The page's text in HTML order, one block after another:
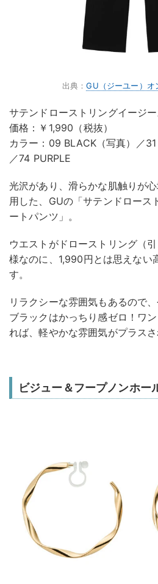
出典：GU（ジーユー）オ
サテンドローストリングイージ
価格：￥1,990（税抜）
カラー：09 BLACK（写真）／
／74 PURPLE
光沢があり、滑らかな肌触りが
用した、GUの「サテンドロース
ートパンツ」。
ウエストがドローストリング（
様なのに、1,990円とは思えない
す。
リラクシーな雰囲気もあるので
ブラックはかっちり感ゼロ！ワ
れば、軽やかな雰囲気がプラスさ
ビジュー＆フープノンホー